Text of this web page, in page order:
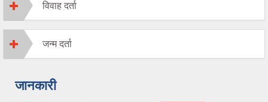
विवाह दर्ता
जन्म दर्ता
जानकारी